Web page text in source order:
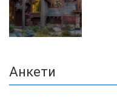
Анкети